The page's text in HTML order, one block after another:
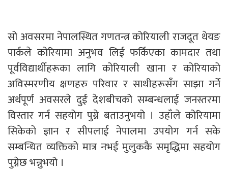
सो अवसरमा नेपालस्थित गणतन्त्र कोरियाली राजदूत थेयङ
पार्कले कोरियामा अनुभव लिई फर्किएका कामदार तथा
पूर्वविद्यार्थीहरूका लागि कोरियाली खाना र कोरियाको
अविस्मरणीय क्षणहरु परिवार र साथीहरूसँग साझा गर्ने
अर्थपूर्ण अवसरले दुई देशबीचको सम्बन्धलाई जनस्तरमा
विस्तार गर्न सहयोग पुग्ने बताउनुभयो । उहाँले कोरियामा
सिकेको ज्ञान र सीपलाई नेपालमा उपयोग गर्न सके
सम्बन्धित व्यक्तिको मात्र नभई मुलुककै समृद्धिमा सहयोग
पुग्नेछ भन्नुभयो ।